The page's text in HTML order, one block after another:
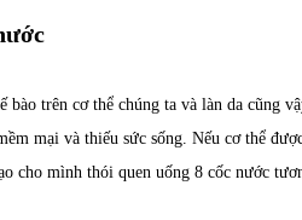
bào trên cơ thể chúng ta và làn da cũng
mại và thiếu sức sống. Nếu cơ thể
cho mình thói quen uống 8 cốc nước